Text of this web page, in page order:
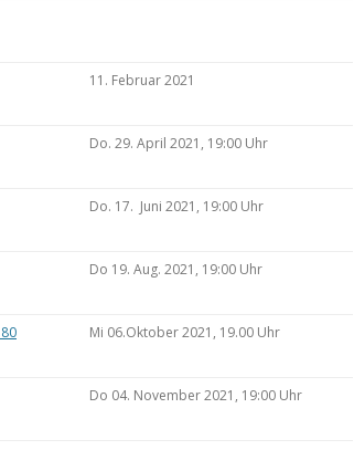
11. Februar 2021
Do. 29. April 2021, 19:00 Uhr
Do. 17. Juni 2021, 19:00 Uhr
Do 19. Aug. 2021, 19:00 Uhr
Mi 06.Oktober 2021, 19.00 Uhr
Do 04. November 2021, 19:00 Uhr